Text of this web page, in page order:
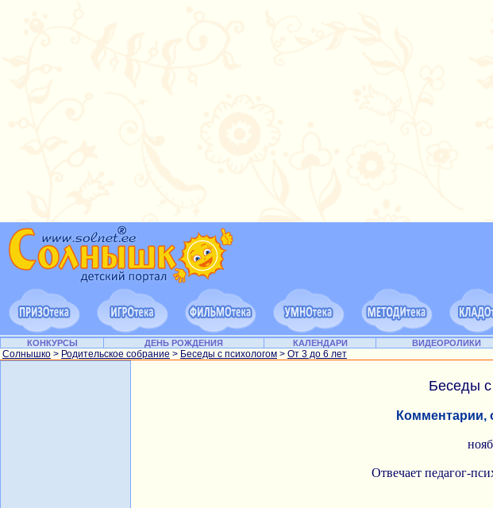
КОНКУРСЫ ДЕНЬ РОЖДЕНИЯ КАЛЕНДАРИ ВИДЕОРОЛИКИ
Солнышко > Родительское собрание > Беседы с психологом > От 3 до 6 лет
Беседы
Комментарии,
Отвечает педагог-